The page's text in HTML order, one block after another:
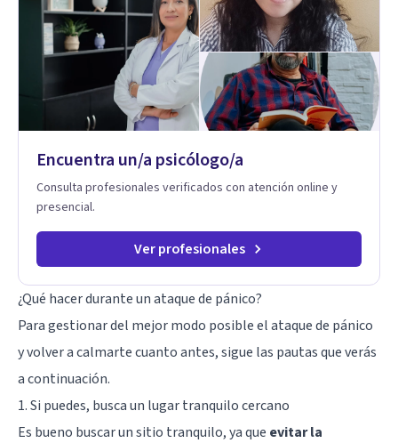
Encuentra un/a psicólogo/a
Consulta profesionales verificados con atención online y
presencial.
Ver profesionales
¿Qué hacer durante un ataque de pánico?
Para gestionar del mejor modo posible el ataque de pánico
y volver a calmarte cuanto antes, sigue las pautas que verás
a continuación.
1. Si puedes, busca un lugar tranquilo cercano
Es bueno buscar un sitio tranquilo, ya que evitar la